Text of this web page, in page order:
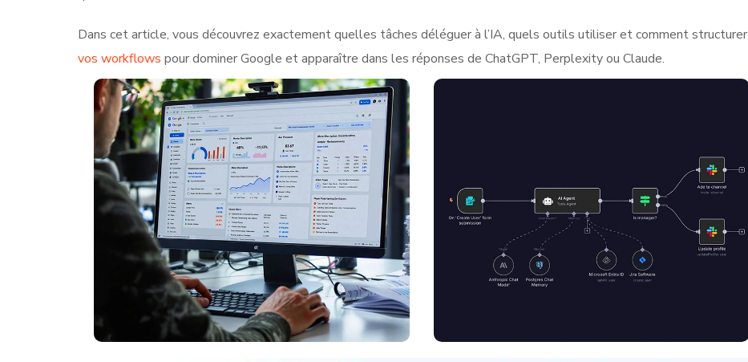
Dans cet article, vous découvrez exactement quelles tâches déléguer à l’IA, quels outils utiliser et comment structurer
vos workflows pour dominer Google et apparaître dans les réponses de ChatGPT, Perplexity ou Claude.